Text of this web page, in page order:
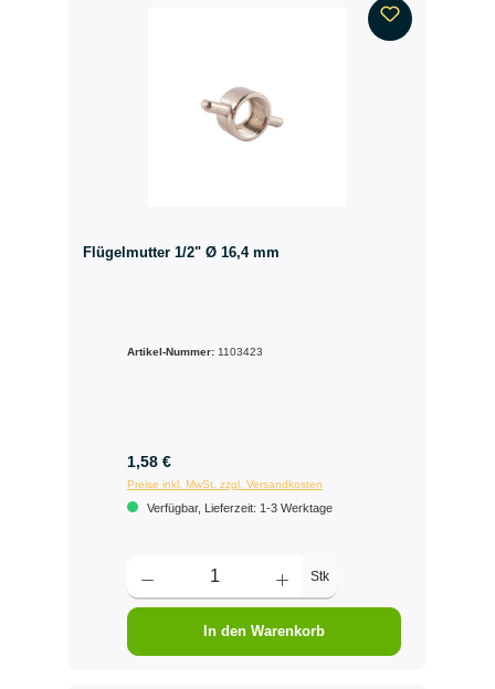
Flügelmutter 1/2" Ø 16,4 mm
Artikel-Nummer: 1103423
1,58 €
Preise inkl. MwSt. zzgl. Versandkosten
Verfügbar, Lieferzeit: 1-3 Werktage
Stk
In den Warenkorb